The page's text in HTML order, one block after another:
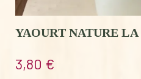
YAOURT NATURE
3,80 €